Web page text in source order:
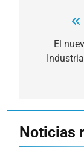
El
Noticias